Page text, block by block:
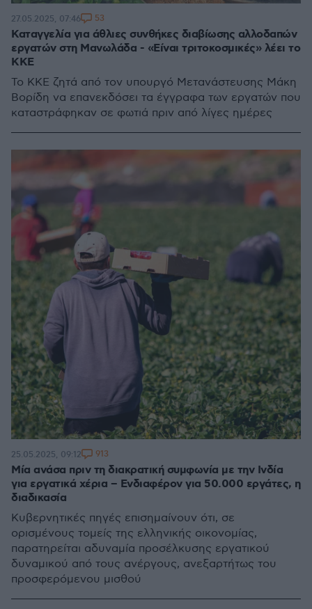
Καταγγελία για άθλιες συνθήκες διαβίωσης αλλοδαπών
εργατών στη Μανωλάδα - «Είναι τριτοκοσμικές» λέει το
ΚΚΕ
Το ΚΚΕ ζητά από τον υπουργό Μετανάστευσης Μάκη
Βορίδη να επανεκδόσει τα έγγραφα των εργατών που
καταστράφηκαν σε φωτιά πριν από λίγες ημέρες
27.05.2025, 07:46 53
Μία ανάσα πριν τη διακρατική συμφωνία με την Ινδία
για εργατικά χέρια – Ενδιαφέρον για 50.000 εργάτες, η
διαδικασία
Κυβερνητικές πηγές επισημαίνουν ότι, σε
ορισμένους τομείς της ελληνικής οικονομίας,
παρατηρείται αδυναμία προσέλκυσης εργατικού
δυναμικού από τους ανέργους, ανεξαρτήτως του
προσφερόμενου μισθού
25.05.2025, 09:12 913